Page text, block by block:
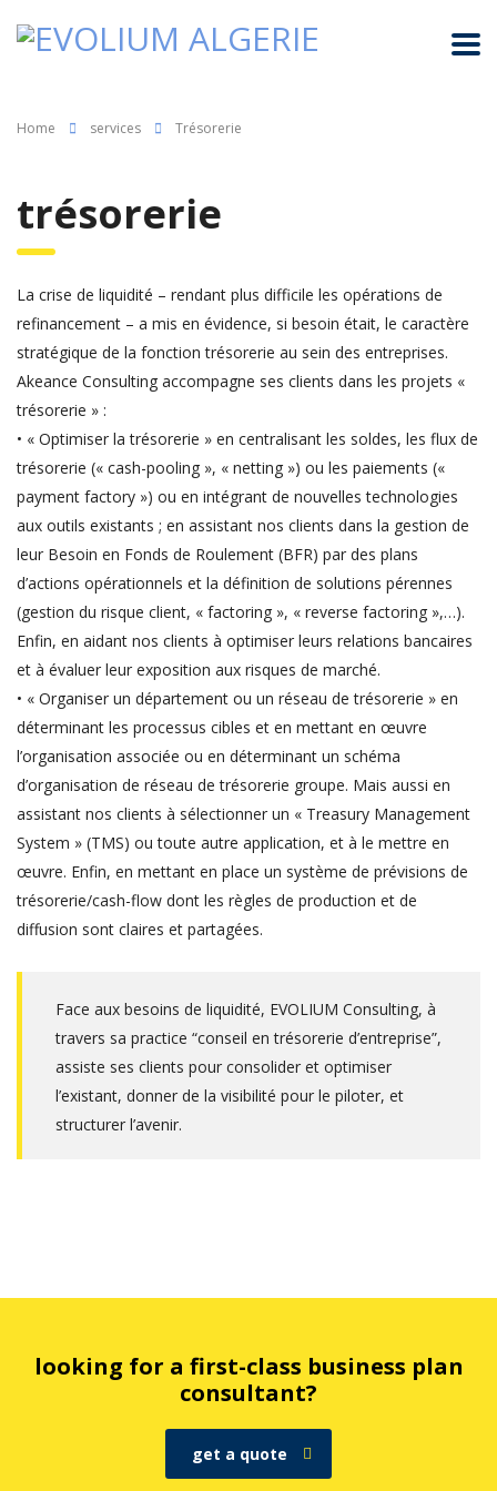
Home services Trésorerie
trésorerie
La crise de liquidité – rendant plus difficile les opérations de
refinancement – a mis en évidence, si besoin était, le caractère
stratégique de la fonction trésorerie au sein des entreprises.
Akeance Consulting accompagne ses clients dans les projets «
trésorerie » :
• « Optimiser la trésorerie » en centralisant les soldes, les flux de
trésorerie (« cash-pooling », « netting ») ou les paiements («
payment factory ») ou en intégrant de nouvelles technologies
aux outils existants ; en assistant nos clients dans la gestion de
leur Besoin en Fonds de Roulement (BFR) par des plans
d’actions opérationnels et la définition de solutions pérennes
(gestion du risque client, « factoring », « reverse factoring »,…).
Enfin, en aidant nos clients à optimiser leurs relations bancaires
et à évaluer leur exposition aux risques de marché.
• « Organiser un département ou un réseau de trésorerie » en
déterminant les processus cibles et en mettant en œuvre
l’organisation associée ou en déterminant un schéma
d’organisation de réseau de trésorerie groupe. Mais aussi en
assistant nos clients à sélectionner un « Treasury Management
System » (TMS) ou toute autre application, et à le mettre en
œuvre. Enfin, en mettant en place un système de prévisions de
trésorerie/cash-flow dont les règles de production et de
diffusion sont claires et partagées.
Face aux besoins de liquidité, EVOLIUM Consulting, à
travers sa practice “conseil en trésorerie d’entreprise”,
assiste ses clients pour consolider et optimiser
l’existant, donner de la visibilité pour le piloter, et
structurer l’avenir.
looking for a first-class business plan
consultant?
get a quote